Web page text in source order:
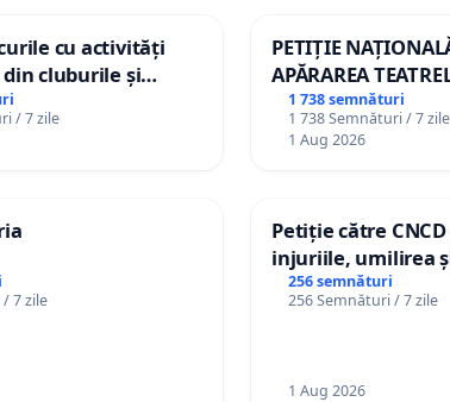
cu activități
cluburile și
/ 7 zile
PETIȚIE
APĂRAREA
DE REPERTORIU
1 738 semnături
1 738 Semnături / 7 zile
1 Aug 2026
7 zile
Petiție către
injuriile, umilirea
persoanelor cu
către utilizatorul
256 semnături
256 Semnături / 7 zile
1 Aug 2026